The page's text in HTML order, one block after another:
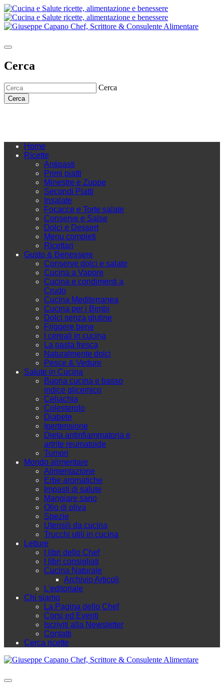
Cerca
Cerca
Cerca
Home
Ricette
Antipasti
Primi piatti
Minestre e Zuppe
Secondi Piatti
Insalate
Focacce e Torte salate
Conserve e Salse
Dolci e Dessert
Menu completi
Ricettari
Gusto & Benessere
Conserve dolci e salate
Cucina a Vapore
Cucina e condimenti a
Crudo
Cucina Mediterranea
Cucina per i Bimbi
Dolci senza glutine
Friggere bene
I cereali in cucina
La pasta fresca
Naturalmente dolci
Pesce & Vedure
Salute in Cucina
Buona cucina e basso
indice glicemico
Celiachia
Colesterolo
Diabete
Ipertensione
Dieta antinfiammatoria e
artrite reumatoide
Tumori
Mondo alimentare
Alimentazione
Erbe aromatiche
Impasti di salute
Mangiare sano
Olio di oliva
Spezie
Utensili da cucina
Trucchi utili in cucina
Letture
I libri dello Chef
I libri consigliati
Cucina Naturale
Archivio Articoli
L'editoriale
Chi siamo
La Pagina dello Chef
Corsi ed Eventi
Iscriviti alla Newsletter
Contatti
Cerca ricette